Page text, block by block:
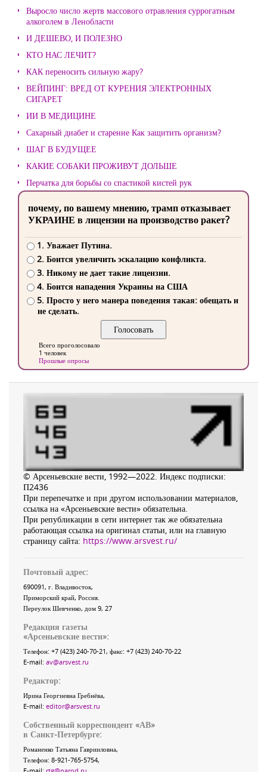
Выросло число жертв массового отравления суррогатным
алкоголем в Ленобласти
И ДЕШЕВО, И ПОЛЕЗНО
КТО НАС ЛЕЧИТ?
КАК переносить сильную жару?
ВЕЙПИНГ: ВРЕД ОТ КУРЕНИЯ ЭЛЕКТРОННЫХ
СИГАРЕТ
ИИ В МЕДИЦИНЕ
Сахарный диабет и старение Как защитить организм?
ШАГ В БУДУЩЕЕ
КАКИЕ СОБАКИ ПРОЖИВУТ ДОЛЬШЕ
Перчатка для борьбы со спастикой кистей рук
почему, по вашему мнению, трамп отказывает
УКРАИНЕ в лицензии на производство ракет?
1. Уважает Путина.
2. Боится увеличить эскалацию конфликта.
3. Никому не дает такие лицензии.
4. Боится нападения Украины на США
5. Просто у него манера поведения такая: обещать и
не сделать.
Всего проголосовало
1 человек
Прошлые опросы
© Арсеньевские вести, 1992—2022. Индекс подписки:
П2436
При перепечатке и при другом использовании материалов,
ссылка на «Арсеньевские вести» обязательна.
При републикации в сети интернет так же обязательна
работающая ссылка на оригинал статьи, или на главную
страницу сайта: https://www.arsvest.ru/
Почтовый адрес:
690091, г. Владивосток,
Приморский край, Россия
Переулок Шевченко, дом 9, 27
Редакция газеты
«Арсеньевские вести»:
Телефон: +7 (423) 240-70-21, факс: +7 (423) 240-70-22
E-mail: av@arsvest.ru
Редактор:
Ирина Георгиевна Гребнёва,
E-mail: editor@arsvest.ru
Собственный корреспондент «АВ»
в Санкт-Петербурге:
Романенко Татьяна Гаврииловна,
Телефон: 8-921-765-5754,